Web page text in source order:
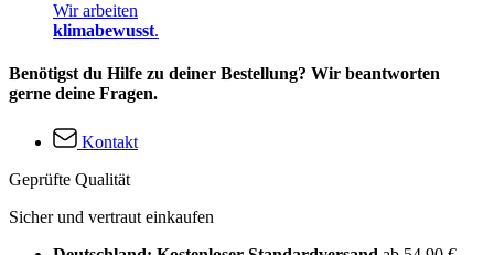
Wir arbeiten
klimabewusst.
Benötigst du Hilfe zu deiner Bestellung? Wir beantworten
gerne deine Fragen.
Kontakt
Geprüfte Qualität
Sicher und vertraut einkaufen